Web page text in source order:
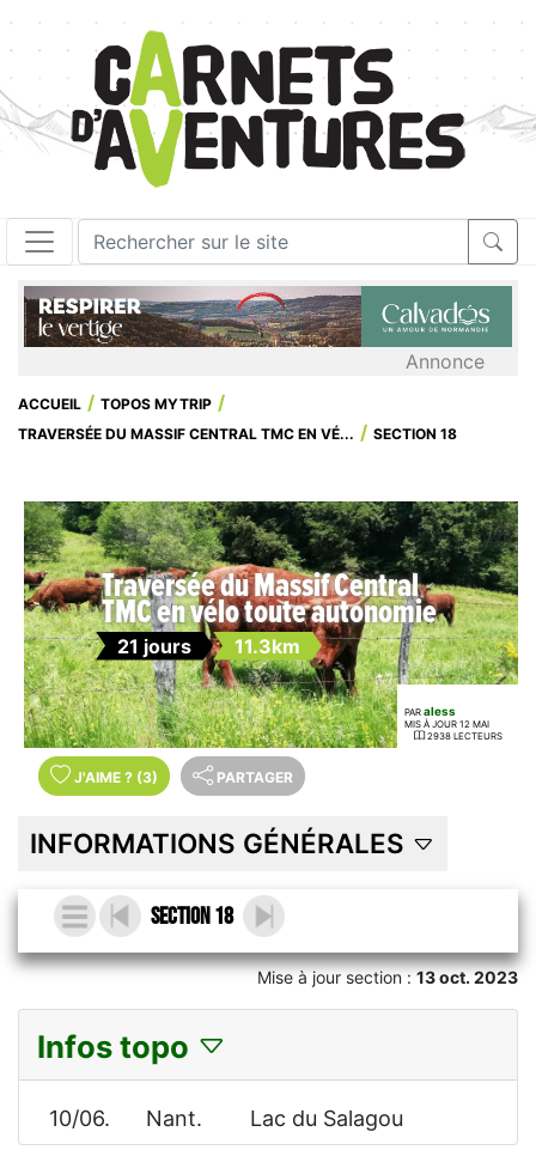
Annonce
ACCUEIL
TOPOS MYTRIP
TRAVERSÉE DU MASSIF CENTRAL TMC EN VÉ...
SECTION 18
Traversée du Massif Central
TMC en vélo toute autonomie
21 jours 11.3km
PAR aless
MIS À JOUR 12 MAI
2938 LECTEURS
J'AIME ? (3) PARTAGER
INFORMATIONS GÉNÉRALES
Section 18
Mise à jour section :13 oct. 2023
Infos topo
10/06. Nant. Lac du Salagou